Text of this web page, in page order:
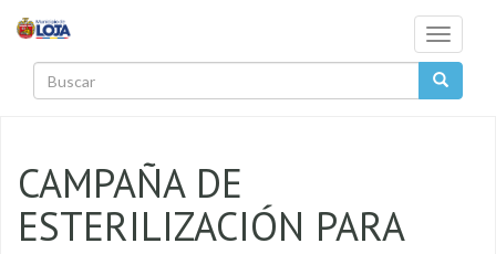
Toggle
CAMPAÑA DE
ESTERILIZACIÓN PARA